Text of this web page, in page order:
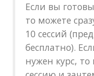
Если вы
то можете
10 сессий
бесплатно).
нужен курс,